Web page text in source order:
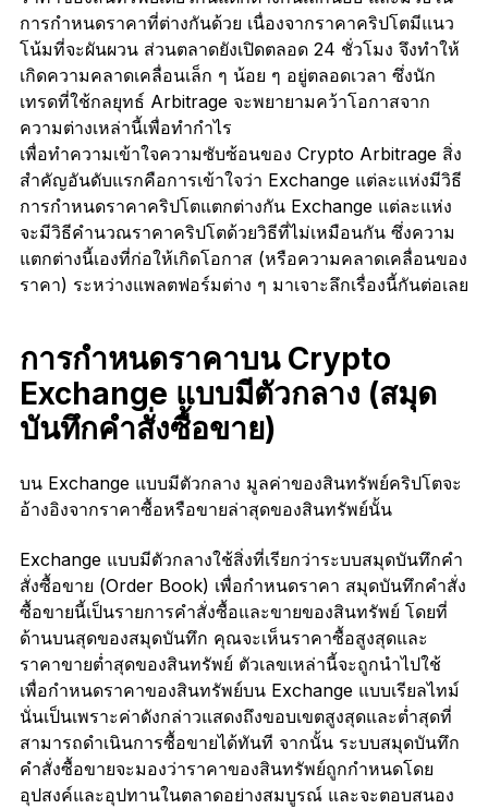
การกำหนดราคาที่ต่างกันด้วย เนื่องจากราคาคริปโตมีแนว
โน้มที่จะผันผวน ส่วนตลาดยังเปิดตลอด 24 ชั่วโมง จึงทำให้
เกิดความคลาดเคลื่อนเล็ก ๆ น้อย ๆ อยู่ตลอดเวลา ซึ่งนัก
เทรดที่ใช้กลยุทธ์ Arbitrage จะพยายามคว้าโอกาสจาก
ความต่างเหล่านี้เพื่อทำกำไร
เพื่อทำความเข้าใจความซับซ้อนของ Crypto Arbitrage สิ่ง
สำคัญอันดับแรกคือการเข้าใจว่า Exchange แต่ละแห่งมีวิธี
การกำหนดราคาคริปโตแตกต่างกัน Exchange แต่ละแห่ง
จะมีวิธีคำนวณราคาคริปโตด้วยวิธีที่ไม่เหมือนกัน ซึ่งความ
แตกต่างนี้เองที่ก่อให้เกิดโอกาส (หรือความคลาดเคลื่อนของ
ราคา) ระหว่างแพลตฟอร์มต่าง ๆ มาเจาะลึกเรื่องนี้กันต่อเลย
การกำหนดราคาบน Crypto
Exchange แบบมีตัวกลาง (สมุด
บันทึกคำสั่งซื้อขาย)
บน Exchange แบบมีตัวกลาง มูลค่าของสินทรัพย์คริปโตจะ
อ้างอิงจากราคาซื้อหรือขายล่าสุดของสินทรัพย์นั้น
Exchange แบบมีตัวกลางใช้สิ่งที่เรียกว่าระบบสมุดบันทึกคำ
สั่งซื้อขาย (Order Book) เพื่อกำหนดราคา สมุดบันทึกคำสั่ง
ซื้อขายนี้เป็นรายการคำสั่งซื้อและขายของสินทรัพย์ โดยที่
ด้านบนสุดของสมุดบันทึก คุณจะเห็นราคาซื้อสูงสุดและ
ราคาขายต่ำสุดของสินทรัพย์ ตัวเลขเหล่านี้จะถูกนำไปใช้
เพื่อกำหนดราคาของสินทรัพย์บน Exchange แบบเรียลไทม์
นั่นเป็นเพราะค่าดังกล่าวแสดงถึงขอบเขตสูงสุดและต่ำสุดที่
สามารถดำเนินการซื้อขายได้ทันที จากนั้น ระบบสมุดบันทึก
คำสั่งซื้อขายจะมองว่าราคาของสินทรัพย์ถูกกำหนดโดย
อุปสงค์และอุปทานในตลาดอย่างสมบูรณ์ และจะตอบสนอง